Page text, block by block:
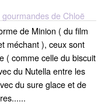
de Chloë
de Minion ( du film
méchant ), ceux sont
( comme celle du biscuit
du Nutella entre les
du sure glace et de